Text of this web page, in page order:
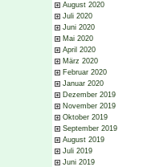
August 2020
Juli 2020
Juni 2020
Mai 2020
April 2020
März 2020
Februar 2020
Januar 2020
Dezember 2019
November 2019
Oktober 2019
September 2019
August 2019
Juli 2019
Juni 2019